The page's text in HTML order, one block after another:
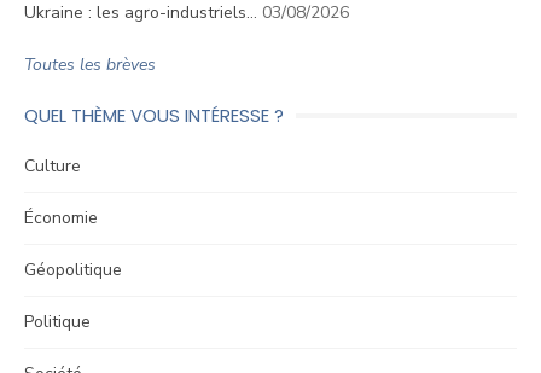
Ukraine : les agro-industriels… 03/08/2026
Toutes les brèves
QUEL THÈME VOUS INTÉRESSE ?
Culture
Économie
Géopolitique
Politique